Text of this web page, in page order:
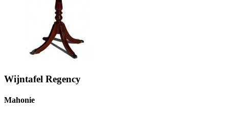
Wijntafel Regency
Mahonie